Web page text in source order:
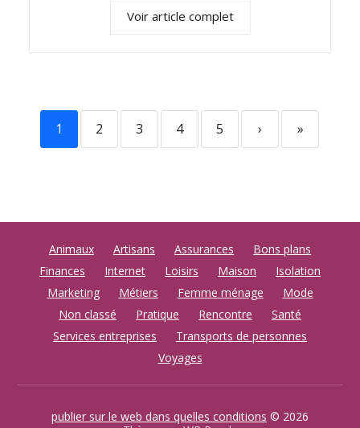
Voir article complet
1 2 3 4 5 › »
Animaux Artisans Assurances
Bons plans
Finances
Internet Loisirs Maison
Isolation
Marketing
Métiers Femme ménage
Mode
Non classé
Pratique Rencontre
Santé
Services entreprises
Transports de personnes
Voyages
publier sur le web dans quelles conditions © 2026